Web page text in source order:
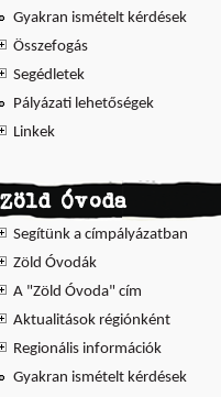
Gyakran ismételt kérdések
Összefogás
Segédletek
Pályázati lehetőségek
Linkek
Zöld Óvoda
Segítünk a címpályázatban
Zöld Óvodák
A "Zöld Óvoda" cím
Aktualitások régiónként
Regionális információk
Gyakran ismételt kérdések